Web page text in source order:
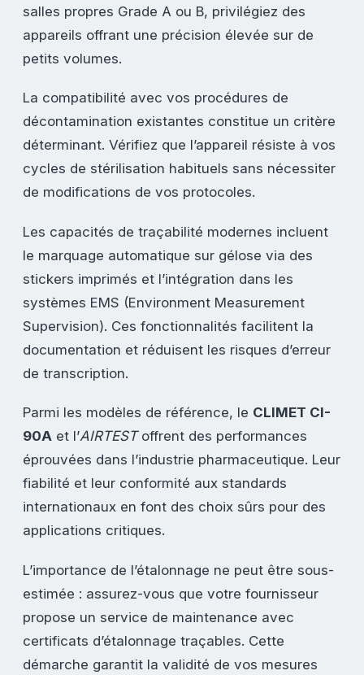
salles propres Grade A ou B, privilégiez des
appareils offrant une précision élevée sur de
petits volumes.
La compatibilité avec vos procédures de
décontamination existantes constitue un critère
déterminant. Vérifiez que l’appareil résiste à vos
cycles de stérilisation habituels sans nécessiter
de modifications de vos protocoles.
Les capacités de traçabilité modernes incluent
le marquage automatique sur gélose via des
stickers imprimés et l’intégration dans les
systèmes EMS (Environment Measurement
Supervision). Ces fonctionnalités facilitent la
documentation et réduisent les risques d’erreur
de transcription.
Parmi les modèles de référence, le CLIMET CI-
90A et l’AIRTESToffrent des performances
éprouvées dans l’industrie pharmaceutique. Leur
fiabilité et leur conformité aux standards
internationaux en font des choix sûrs pour des
applications critiques.
L’importance de l’étalonnage ne peut être sous-
estimée : assurez-vous que votre fournisseur
propose un service de maintenance avec
certificats d’étalonnage traçables. Cette
démarche garantit la validité de vos mesures